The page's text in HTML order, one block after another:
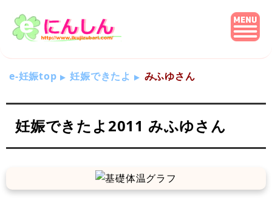
e-妊娠top 妊娠できたよ みふゆさん
妊娠できたよ2011 みふゆさん